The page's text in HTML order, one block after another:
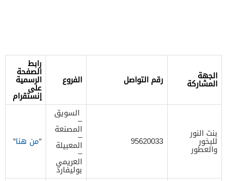
الجهة
المشاركة رقم التواصل الفروع
رابط
الصفحة
الرسمية
على
إنستقرام
بنت النور
للبخور
والعطور
95620033
السويق
–
المصنعة
–
المعبيلة
–
العريمي
بوليفارد
“من هنا“